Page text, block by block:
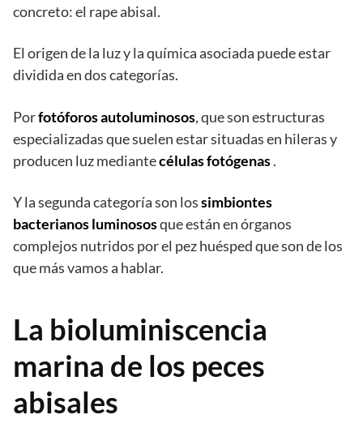
concreto: el rape abisal.
El origen de la luz y la química asociada puede estar
dividida en dos categorías.
Porfotóforos autoluminosos, que son estructuras
especializadas que suelen estar situadas en hileras y
producen luz mediantecélulas fotógenas.
Y la segunda categoría son lossimbiontes
bacterianos luminososque están en órganos
complejos nutridos por el pez huésped que son de los
que más vamos a hablar.
La bioluminiscencia
marina de los peces
abisales